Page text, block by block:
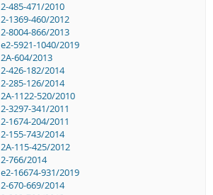
2-485-471/2010
2-1369-460/2012
2-8004-866/2013
e2-5921-1040/2019
2A-604/2013
2-426-182/2014
2-285-126/2014
2A-1122-520/2010
2-3297-341/2011
2-1674-204/2011
2-155-743/2014
2A-115-425/2012
2-766/2014
e2-16674-931/2019
2-670-669/2014